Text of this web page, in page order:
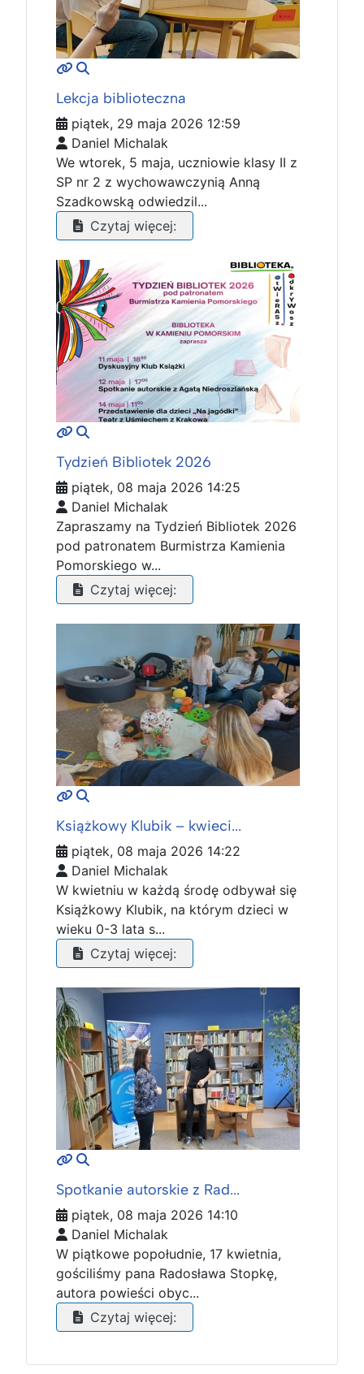
MOD_JTCS_VIEW_ARTICLE_LINK
Lekcja biblioteczna
piątek, 29 maja 2026 12:59
Daniel Michalak
We wtorek, 5 maja, uczniowie klasy II z
SP nr 2 z wychowawczynią Anną
Szadkowską odwiedzil...
Czytaj więcej:
MOD_JTCS_VIEW_ARTICLE_LINK
Tydzień Bibliotek 2026
piątek, 08 maja 2026 14:25
Daniel Michalak
Zapraszamy na Tydzień Bibliotek 2026
pod patronatem Burmistrza Kamienia
Pomorskiego w...
Czytaj więcej:
MOD_JTCS_VIEW_ARTICLE_LINK
Książkowy Klubik – kwieci...
piątek, 08 maja 2026 14:22
Daniel Michalak
W kwietniu w każdą środę odbywał się
Książkowy Klubik, na którym dzieci w
wieku 0-3 lata s...
Czytaj więcej:
MOD_JTCS_VIEW_ARTICLE_LINK
Spotkanie autorskie z Rad...
piątek, 08 maja 2026 14:10
Daniel Michalak
W piątkowe popołudnie, 17 kwietnia,
gościliśmy pana Radosława Stopkę,
autora powieści obyc...
Czytaj więcej: